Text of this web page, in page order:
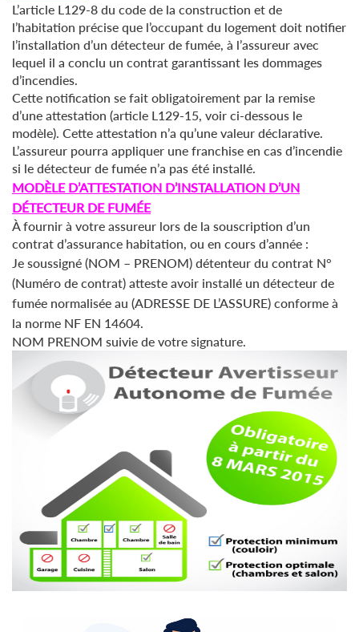
L’article L129-8 du code de la construction et de
l’habitation précise que l’occupant du logement doit notifier
l’installation d’un détecteur de fumée, à l’assureur avec
lequel il a conclu un contrat garantissant les dommages
d’incendies.
Cette notification se fait obligatoirement par la remise
d’une attestation (article L129-15, voir ci-dessous le
modèle). Cette attestation n’a qu’une valeur déclarative.
L’assureur pourra appliquer une franchise en cas d’incendie
si le détecteur de fumée n’a pas été installé.
MODÈLE D’ATTESTATION D’INSTALLATION D’UN
DÉTECTEUR DE FUMÉE
À fournir à votre assureur lors de la souscription d’un
contrat d’assurance habitation, ou en cours d’année :
Je soussigné (NOM – PRENOM) détenteur du contrat N°
(Numéro de contrat) atteste avoir installé un détecteur de
fumée normalisée au (ADRESSE DE L’ASSURE) conforme à
la norme NF EN 14604.
NOM PRENOM suivie de votre signature.